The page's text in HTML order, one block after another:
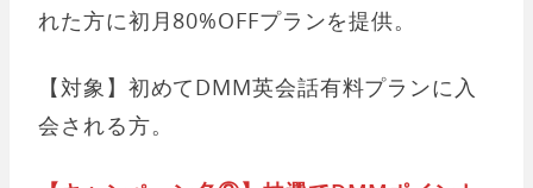
れた方に初月80%OFFプランを提供。
【対象】初めてDMM英会話有料プランに入
会される方。